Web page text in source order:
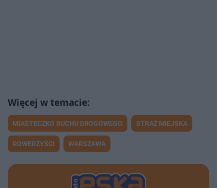
MIASTECZKO RUCHU DROGOWEGO STRAŻ MIEJSKA
ROWERZYŚCI WARSZAWA